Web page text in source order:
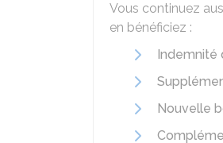
Vous continuez
en bénéficiez :
Indemnité
Nouvelle